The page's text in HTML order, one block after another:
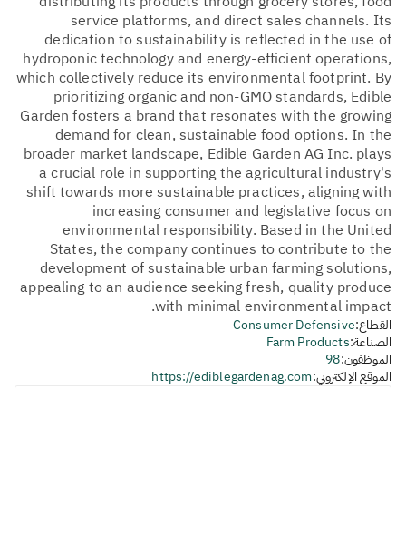
service platforms, and direct sales channels. Its
dedication to sustainability is reflected in the use of
hydroponic technology and energy-efficient operations,
which collectively reduce its environmental footprint. By
prioritizing organic and non-GMO standards, Edible
Garden fosters a brand that resonates with the growing
demand for clean, sustainable food options. In the
broader market landscape, Edible Garden AG Inc. plays
a crucial role in supporting the agricultural industry's
shift towards more sustainable practices, aligning with
increasing consumer and legislative focus on
environmental responsibility. Based in the United
States, the company continues to contribute to the
development of sustainable urban farming solutions,
appealing to an audience seeking fresh, quality produce
with minimal environmental impact.
القطاع:Consumer Defensive
الصناعة:Farm Products
الموظفون:98
الموقع الإلكتروني:https://ediblegardenag.com